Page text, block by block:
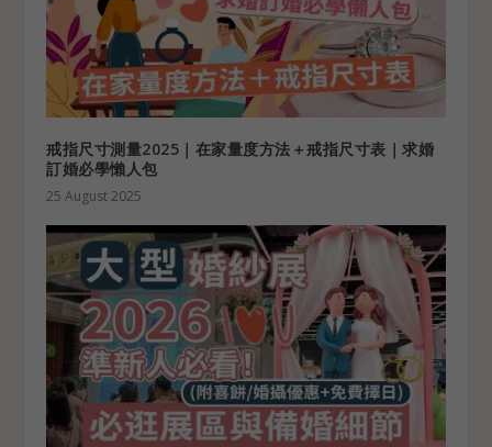
戒指尺寸測量2025｜在家量度方法＋戒指尺寸表｜求婚
訂婚必學懶人包
25 August 2025